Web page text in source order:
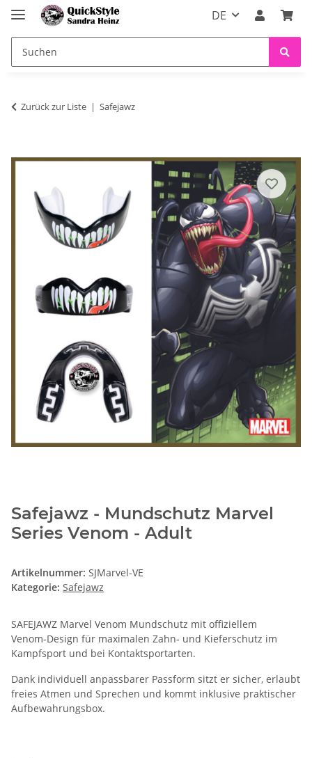
DE
Zurück zur Liste Safejawz
Safejawz - Mundschutz Marvel
Series Venom - Adult
Artikelnummer: SJMarvel-VE
Kategorie: Safejawz
SAFEJAWZ Marvel Venom Mundschutz mit offiziellem
Venom‑Design für maximalen Zahn‑ und Kieferschutz im
Kampfsport und bei Kontaktsportarten.
Dank individuell anpassbarer Passform sitzt er sicher, erlaubt
freies Atmen und Sprechen und kommt inklusive praktischer
Aufbewahrungsbox.